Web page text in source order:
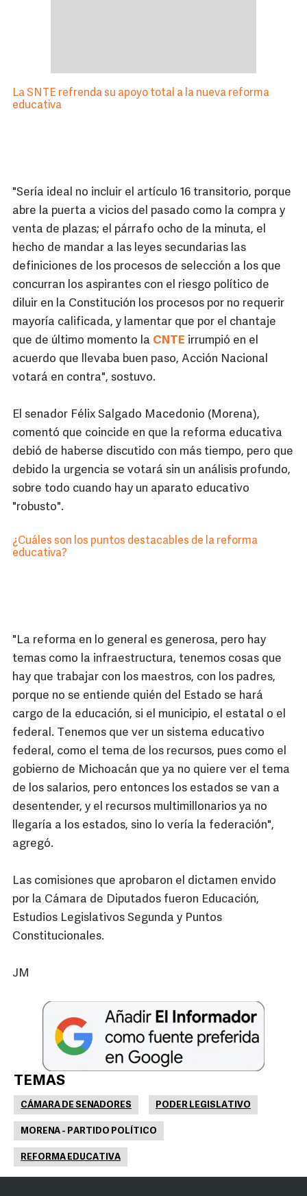
La SNTE refrenda su apoyo total a la nueva reforma
educativa
"Sería ideal no incluir el artículo 16 transitorio, porque
abre la puerta a vicios del pasado como la compra y
venta de plazas; el párrafo ocho de la minuta, el
hecho de mandar a las leyes secundarias las
definiciones de los procesos de selección a los que
concurran los aspirantes con el riesgo político de
diluir en la Constitución los procesos por no requerir
mayoría calificada, y lamentar que por el chantaje
que de último momento la CNTE irrumpió en el
acuerdo que llevaba buen paso, Acción Nacional
votará en contra", sostuvo.
El senador Félix Salgado Macedonio (Morena),
comentó que coincide en que la reforma educativa
debió de haberse discutido con más tiempo, pero que
debido la urgencia se votará sin un análisis profundo,
sobre todo cuando hay un aparato educativo
"robusto".
¿Cuáles son los puntos destacables de la reforma
educativa?
"La reforma en lo general es generosa, pero hay
temas como la infraestructura, tenemos cosas que
hay que trabajar con los maestros, con los padres,
porque no se entiende quién del Estado se hará
cargo de la educación, si el municipio, el estatal o el
federal. Tenemos que ver un sistema educativo
federal, como el tema de los recursos, pues como el
gobierno de Michoacán que ya no quiere ver el tema
de los salarios, pero entonces los estados se van a
desentender, y el recursos multimillonarios ya no
llegaría a los estados, sino lo vería la federación",
agregó.
Las comisiones que aprobaron el dictamen envido
por la Cámara de Diputados fueron Educación,
Estudios Legislativos Segunda y Puntos
Constitucionales.
JM
TEMAS
CÁMARA DE SENADORES PODER LEGISLATIVO
MORENA - PARTIDO POLÍTICO
REFORMA EDUCATIVA